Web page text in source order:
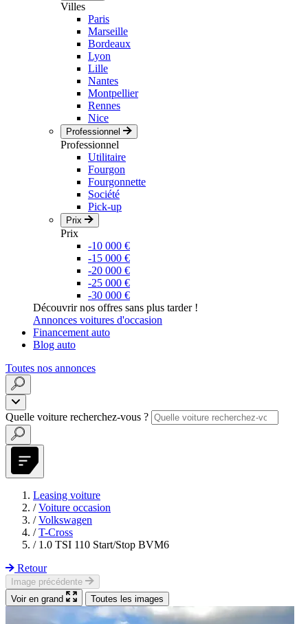
Villes
Paris
Marseille
Bordeaux
Lyon
Lille
Nantes
Montpellier
Rennes
Nice
Professionnel
Professionnel
Utilitaire
Fourgon
Fourgonnette
Société
Pick-up
Prix
Prix
-10 000 €
-15 000 €
-20 000 €
-25 000 €
-30 000 €
Découvrir nos offres sans plus tarder !
Annonces voitures d'occasion
Financement auto
Blog auto
Toutes nos annonces
Quelle voiture recherchez-vous ?
Leasing voiture
/ Voiture occasion
/ Volkswagen
/ T-Cross
/ 1.0 TSI 110 Start/Stop BVM6
Retour
Image précédente
Voir en grand
Toutes les images